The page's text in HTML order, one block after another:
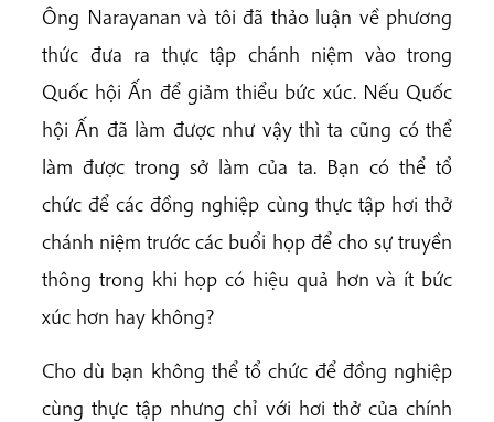
Ông Narayanan và tôi đã thảo luận về phương
thức đưa ra thực tập chánh niệm vào trong
Quốc hội Ấn để giảm thiểu bức xúc. Nếu Quốc
hội Ấn đã làm được như vậy thì ta cũng có thể
làm được trong sở làm của ta. Bạn có thể tổ
chức để các đồng nghiệp cùng thực tập hơi thở
chánh niệm trước các buổi họp để cho sự truyền
thông trong khi họp có hiệu quả hơn và ít bức
xúc hơn hay không?
Cho dù bạn không thể tổ chức để đồng nghiệp
cùng thực tập nhưng chỉ với hơi thở của chính